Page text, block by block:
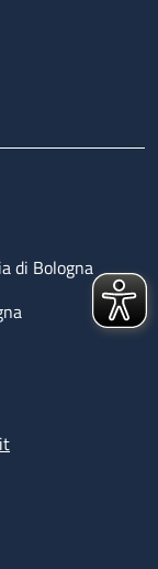
di Bologna